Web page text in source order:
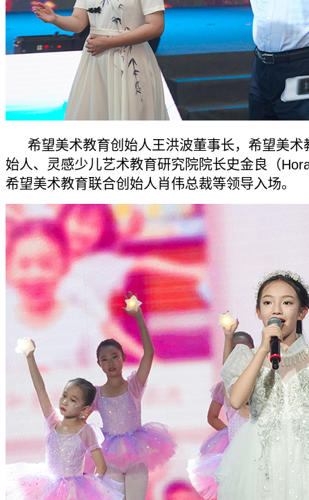
希望美术教育创始人王洪波董事长，希望美术
始人、灵感少儿艺术教育研究院院长史金良（
希望美术教育联合创始人肖伟总裁等领导入场。